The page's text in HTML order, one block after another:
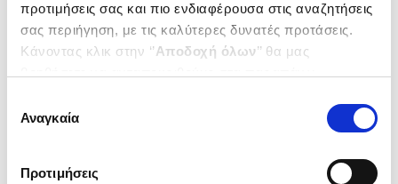
προτιμήσεις σας και πιο ενδιαφέρουσα στις αναζητήσεις
σας περιήγηση, με τις καλύτερες δυνατές προτάσεις.
Κάνοντας κλικ στην ‘’Αποδοχή όλων’’ θα μας
ενδιαφέρουν και να επιλέξετε από τα παρακάτω με την
΄΄και να ενημερωθείτε σχετικά με
συγκατάθεσης
Αναγκαία
Προτιμήσεις